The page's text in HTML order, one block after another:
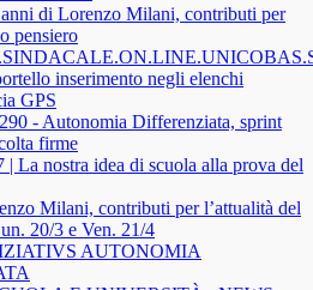
di Lorenzo Milani, contributi per
pensiero
inserimento negli elenchi
GPS
- Autonomia Differenziata, sprint
firme
| La nostra idea di scuola alla prova del
Milani, contributi per l’attualità del
20/3 e Ven. 21/4
AUTONOMIA